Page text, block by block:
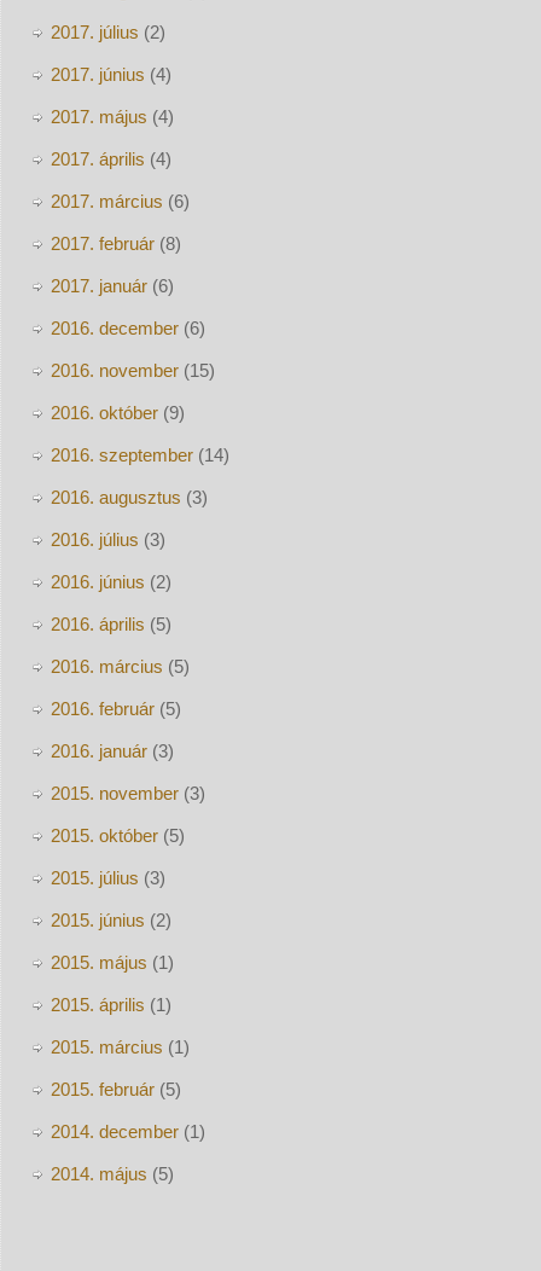
2017. július (2)
2017. június (4)
2017. május (4)
2017. április (4)
2017. március (6)
2017. február(8)
2017. január(6)
2016. december(6)
2016. november(15)
2016. október(9)
2016. szeptember(14)
2016. augusztus (3)
2016. július (3)
2016. június (2)
2016. április (5)
2016. március (5)
2016. február(5)
2016. január(3)
2015. november(3)
2015. október(5)
2015. július (3)
2015. június (2)
2015. május (1)
2015. április (1)
2015. március (1)
2015. február(5)
2014. december(1)
2014. május (5)